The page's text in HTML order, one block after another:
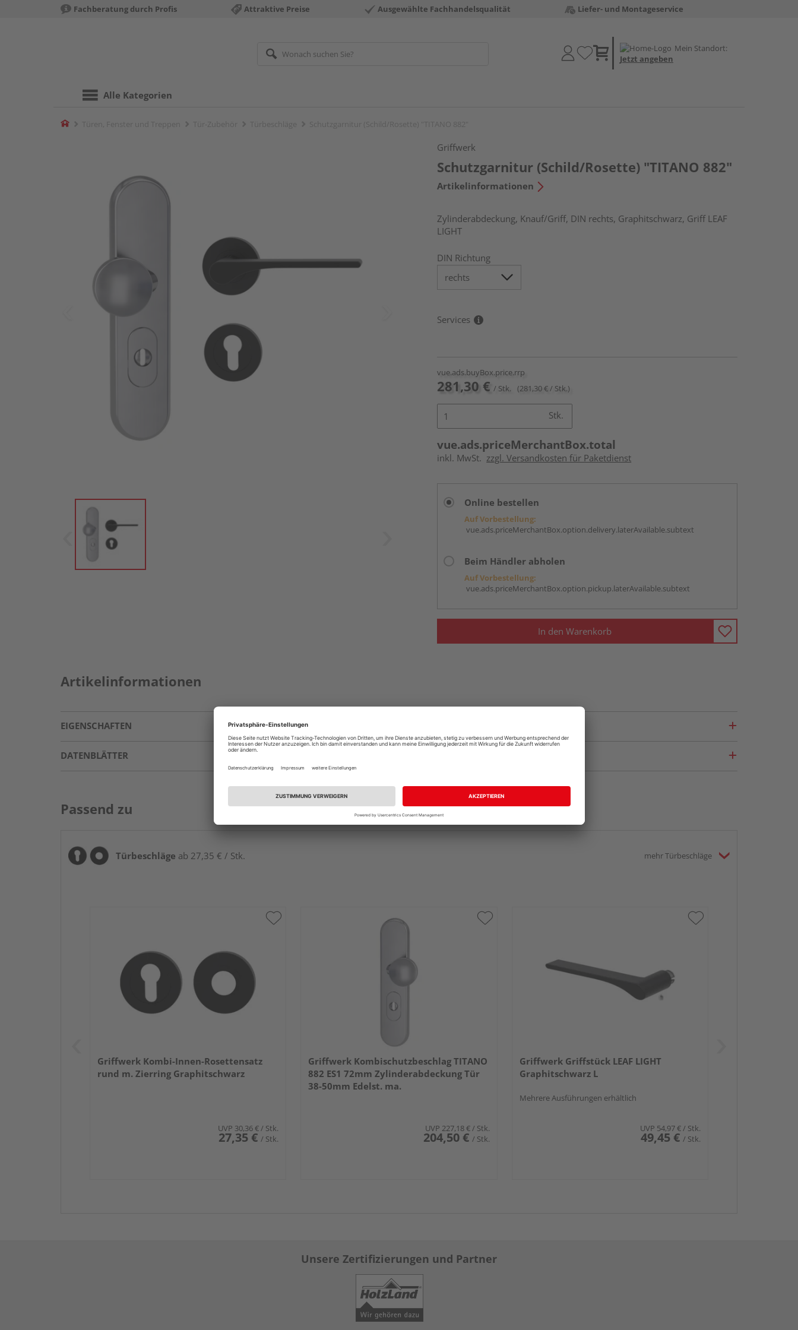
Fachberatung durch Profis Attraktive Preise Ausgewählte Fachhandelsqualität Liefer- und Montageservice
Mein Standort:
Jetzt angeben
Alle Kategorien
Home
Griffwerk
Schutzgarnitur (Schild/Rosette) "TITANO 882"
Artikelinformationen
Zylinderabdeckung, Knauf/Griff, DIN rechts, Graphitschwarz, Griff LEAF
LIGHT
DIN Richtung
Services
vue.ads.buyBox.price.rrp
281,30 € / Stk. (281,30 € / Stk.)
Stk.
vue.ads.priceMerchantBox.total
inkl. MwSt. zzgl. Versandkosten für Paketdienst
Online bestellen
Auf Vorbestellung:
vue.ads.priceMerchantBox.option.delivery.laterAvailable.subtext
Beim Händler abholen
Auf Vorbestellung:
vue.ads.priceMerchantBox.option.pickup.laterAvailable.subtext
In den Warenkorb
Artikelinformationen
EIGENSCHAFTEN
DATENBLÄTTER
Passend zu
Türbeschläge ab 27,35 € / Stk. mehr Türbeschläge
Griffwerk Kombi-Innen-Rosettensatz
rund m. Zierring Graphitschwarz
UVP 30,36 € / Stk.
27,35 € / Stk.
Griffwerk Kombischutzbeschlag TITANO
882 ES1 72mm Zylinderabdeckung Tür
38-50mm Edelst. ma.
UVP 227,18 € / Stk.
204,50 € / Stk.
Griffwerk Griffstück LEAF LIGHT
Graphitschwarz L
Mehrere Ausführungen erhältlich
UVP 54,97 € / Stk.
49,45 € / Stk.
Unsere Zertifizierungen und Partner